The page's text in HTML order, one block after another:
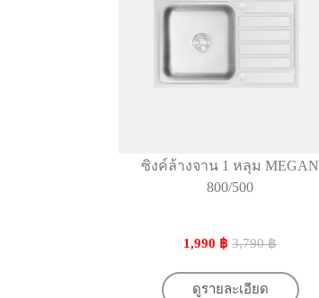
ซิงค์ล้างจาน 1 หลุม MEGAN
800/500
1,990 ฿ 3,790 ฿
ดูรายละเอียด